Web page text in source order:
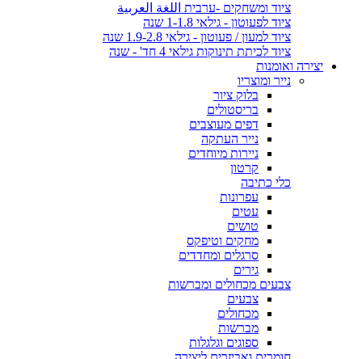
ציוד ומשחקים -ערבית اللغة العربية
ציוד לפעוטון - גילאי 1-1.8 שנה
ציוד למעון / פעוטון - גילאי 1.9-2.8 שנה
ציוד לכיתת תינוקות גילאי 4 חד' - שנה
יצירה ואומנות
נייר ומוצריו
בלוק ציור
בריסטולים
דפים מעוצבים
נייר העתקה
ניירות מיוחדים
קרטון
כלי כתיבה
עפרונות
עטים
טושים
מחקים וטיפקס
סרגלים ומחדדים
גירים
צבעים מכחולים ומברשות
צבעים
מכחולים
מברשות
ספוגים וגלגלות